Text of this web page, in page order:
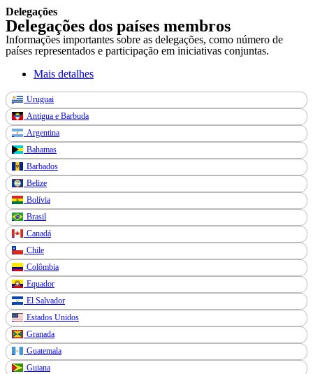
Delegações
Delegações dos países membros
Informações importantes sobre as delegações, como número de
países representados e participação em iniciativas conjuntas.
Mais detalhes
Uruguai
Antigua e Barbuda
Argentina
Bahamas
Barbados
Belize
Bolívia
Brasil
Canadá
Chile
Colômbia
Equador
El Salvador
Estados Unidos
Granada
Guatemala
Guiana